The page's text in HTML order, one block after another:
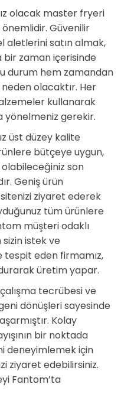
olacak master fryeri
Güvenilir
aletlerini satın almak,
bir zaman içerisinde
durum hem zamandan
olacaktır. Her
kullanarak
yönelmeniz gerekir.
üst düzey kalite
bütçeye uygun,
son
Geniş ürün
ziyaret ederek
tüm ürünlere
müşteri odaklı
sizin istek ve
tespit eden firmamız,
üretim yapar.
tecrübesi ve
dönüşleri sayesinde
Kolay
bir noktada
deneyimlemek için
ziyaret edebilirsiniz.
Fantom’ta